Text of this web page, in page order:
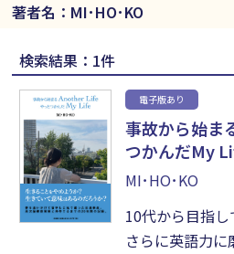
著者名：MI･HO･KO
検索結果：1件
電子版あり
事故から始ま
つかんだMy
MI･HO･KO
10代から目指し
さらに英語力